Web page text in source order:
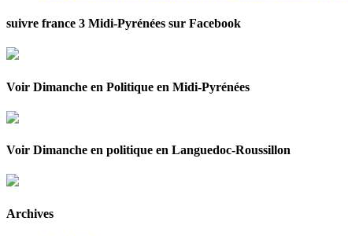
suivre france 3 Midi-Pyrénées sur Facebook
Voir Dimanche en Politique en Midi-Pyrénées
Voir Dimanche en politique en Languedoc-Roussillon
Archives